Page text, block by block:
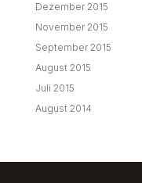
Dezember 2015
November 2015
September 2015
August 2015
Juli 2015
August 2014